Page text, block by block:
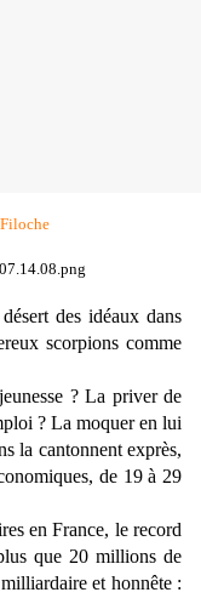
des idéaux dans
scorpions comme
? La priver de
? La moquer en lui
la cantonnent exprès,
de 19 à 29
en France, le record
que 20 millions de
et honnête :